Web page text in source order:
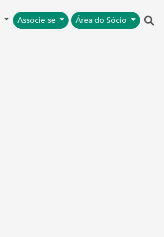
Associe-se Área do Sócio